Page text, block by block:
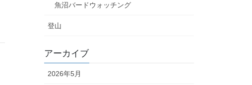
魚沼バードウォッチング
登山
アーカイブ
2026年5月